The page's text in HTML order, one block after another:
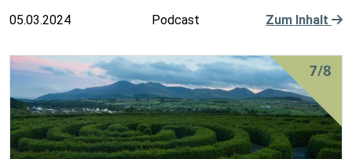
05.03.2024 Podcast Zum Inhalt